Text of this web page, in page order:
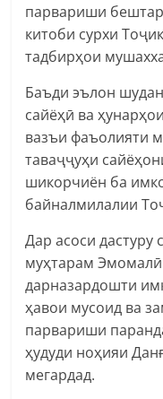
парвариши
китоби сурхи
тадбирҳои
Баъди эълон
сайёҳӣ ва
вазъи фаъолияти
таваҷҷуҳи
шикорчиён ба
байналмилалии
Дар асоси
муҳтарам
дарназардошти
ҳавои мусоид ва
парвариши
ҳудуди ноҳияи
мегардад.